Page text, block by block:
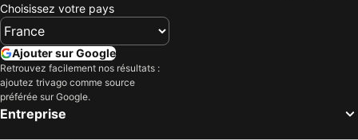
Choisissez votre pays
Ajouter sur Google
Retrouvez facilement nos résultats :
ajoutez trivago comme source
préférée sur Google.
Entreprise